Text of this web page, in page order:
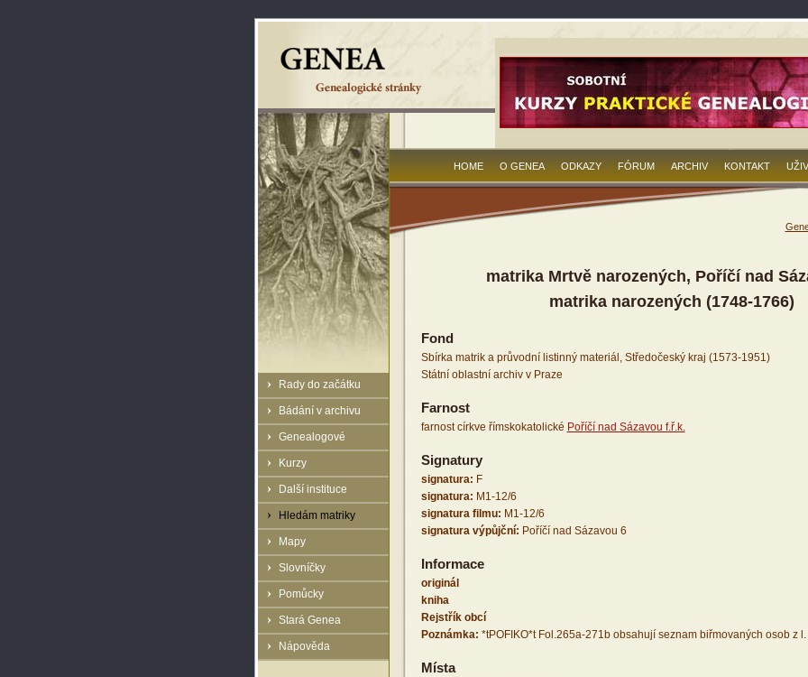
Rady do začátku
Bádání v archivu
Genealogové
Kurzy
Další instituce
Hledám matriky
Mapy
Slovníčky
Pomůcky
Stará Genea
Nápověda
HOME O GENEA ODKAZY FÓRUM ARCHIV KONTAKT
matrika Mrtvě narozených, Poříčí nad
matrika narozených (1748-1766)
Fond
Sbírka matrik a průvodní listinný materiál, Středočeský kraj (1573-1951)
Státní oblastní archiv v Praze
Farnost
farnost církve římskokatolické Poříčí nad Sázavou f.ř.k.
Signatury
signatura: F
signatura: M1-12/6
signatura filmu: M1-12/6
signatura výpůjční: Poříčí nad Sázavou 6
Informace
originál
kniha
Rejstřík obcí
Poznámka: *tPOFIKO*t Fol.265a-271b obsahují seznam biřmovaných osob z
Místa